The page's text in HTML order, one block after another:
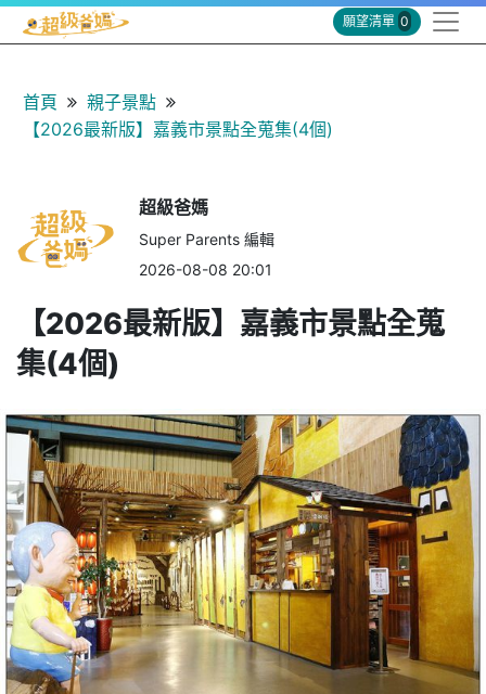
願望清單 0
首頁
親子景點
【2026最新版】嘉義市景點全蒐集(4個)
超級爸媽
Super Parents 編輯
2026-08-08 20:01
【2026最新版】嘉義市景點全蒐
集(4個)